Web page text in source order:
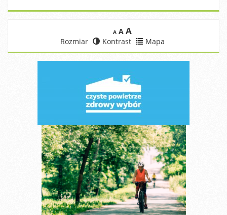
A A A
Rozmiar Kontrast Mapa